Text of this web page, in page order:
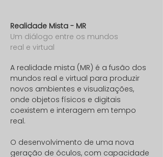
Realidade Mista - MR
Um diálogo entre os mundos
real e virtual
A realidade mista (MR) é a fusão dos
mundos real e virtual para produzir
novos ambientes e visualizações,
onde objetos físicos e digitais
coexistem e interagem em tempo
real.
O desenvolvimento de uma nova
geração de óculos, com capacidade